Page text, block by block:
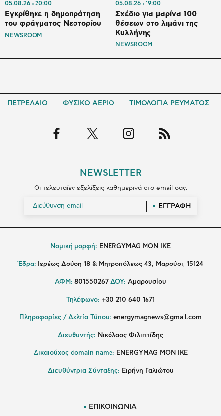
05.08.26 20:00
Εγκρίθηκε η δημοπράτηση
του φράγματος Νεστορίου
NEWSROOM
05.08.26 19:00
Σχέδιο για μαρίνα 100
θέσεων στο λιμάνι της
Κυλλήνης
NEWSROOM
ΠΕΤΡΕΛΑΙΟ ΦΥΣΙΚΟ ΑΕΡΙΟ ΤΙΜΟΛΟΓΙΑ ΡΕΥΜΑΤΟΣ
NEWSLETTER
Οι τελευταίες εξελίξεις καθημερινά στο email σας.
ΕΓΓΡΑΦΗ
Νομική μορφή: ENERGYMAG MON IKE
Έδρα: Ιερέως Δούση 18 & Μητροπόλεως 43, Μαρούσι, 15124
ΑΦΜ: 801550267 ΔΟΥ: Αμαρουσίου
Τηλέφωνο: +30 210 640 1671
Πληροφορίες / Δελτία Τύπου: energymagnews@gmail.com
Διευθυντής: Νικόλαος Φιλιππίδης
Δικαιούχος domain name: ENERGYMAG ΜΟΝ ΙΚΕ
Διευθύντρια Σύνταξης: Ειρήνη Γαλιώτου
ΕΠΙΚΟΙΝΩΝΙΑ